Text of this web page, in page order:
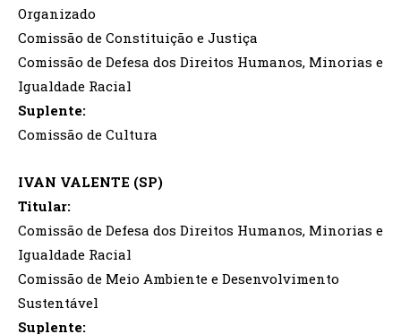
Organizado
Comissão de Constituição e Justiça
Comissão de Defesa dos Direitos Humanos, Minorias e
Igualdade Racial
Suplente:
Comissão de Cultura
IVAN VALENTE (SP)
Titular:
Comissão de Defesa dos Direitos Humanos, Minorias e
Igualdade Racial
Comissão de Meio Ambiente e Desenvolvimento
Sustentável
Suplente: